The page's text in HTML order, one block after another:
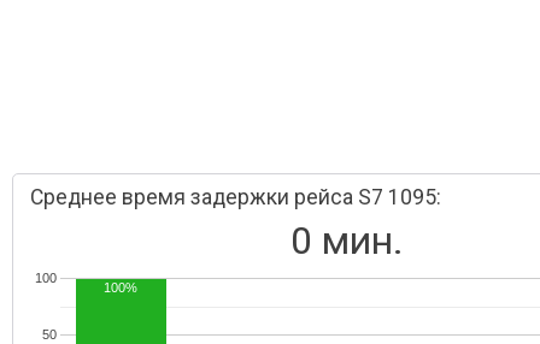
Среднее время задержки рейса S7 1095:
0 мин.
50
100
100%